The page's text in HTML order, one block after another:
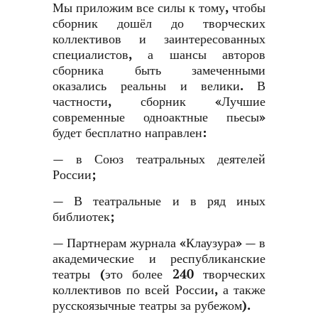
Мы приложим все силы к тому, чтобы
сборник дошёл до творческих
коллективов и заинтересованных
специалистов, а шансы авторов
сборника быть замеченными
оказались реальны и велики. В
частности, сборник «Лучшие
современные одноактные пьесы»
будет бесплатно направлен:
— в Союз театральных деятелей
России;
— В театральные и в ряд иных
библиотек;
— Партнерам журнала «Клаузура» — в
академические и республиканские
театры (это более 240 творческих
коллективов по всей России, а также
русскоязычные театры за рубежом).